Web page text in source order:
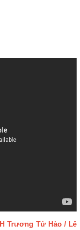
Trương Tử Hào / Lê